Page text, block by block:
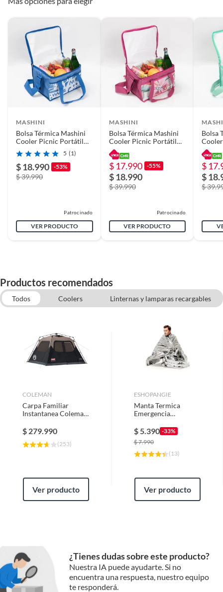
Ancho
Capacidad
Largo 33 cm
MASHINI
Bolsa Térmica Mashini
Cooler Picnic Portátil
34x22x25 gilfos 5 (1)
$ 18.990 -53%
$ 39.990
Patrocinado
VER PRODUCTO
MASHINI
Bolsa Térmica Mashini
Cooler Picnic Portátil
34x22x25 Flores
$ 17.990 -55%
$ 18.990
$ 39.990
Patrocinado
VER PRODUCTO
Bolsa
$
$
$
Productos recomendados
Todos Coolers
Linternas y lamparas recargables
COLEMAN
Carpa Familiar
Instantanea Coleman
$ 279.990
(253)
Ver producto
ESHOPANGIE
Manta Termica
Emergencia
Camping
$5.390 -33%
$7.990
( 13)
Ver producto
¿Tienes dudas sobre este producto?
Nuestra IA puede ayudarte. Si no
encuentra una respuesta, nuestro equipo
te responderá.